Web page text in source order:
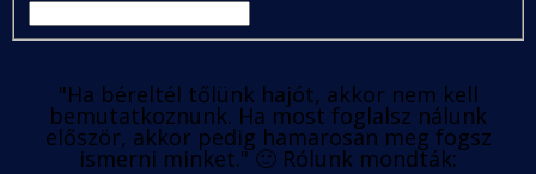
"Ha béreltél tőlünk hajót, akkor nem kell
bemutatkoznunk. Ha most foglalsz nálunk
először, akkor pedig hamarosan meg fogsz
ismerni minket." 🙂 Rólunk mondták: